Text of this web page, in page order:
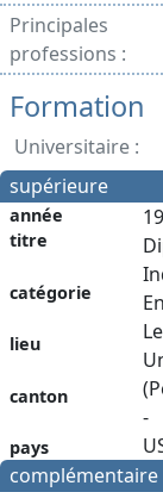
Principales
professions :
Formation
Universitaire :
supérieure
année
titre
catégorie
lieu
canton
pays
-
complémentaire